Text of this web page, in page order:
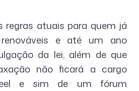
regras atuais para quem já
e até um ano
da lei, além de que
não ficará a cargo
e sim de um fórum